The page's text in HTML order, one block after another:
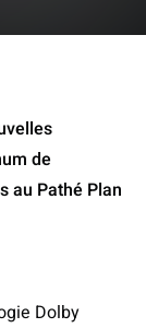
de
au Pathé Plan
Dolby